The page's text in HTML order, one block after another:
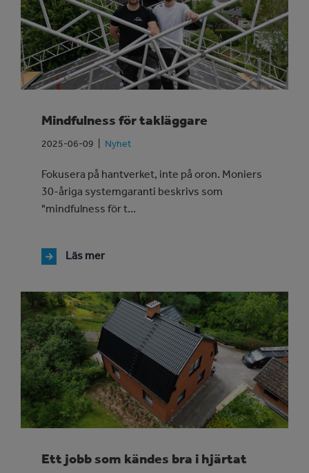
Mindfulness för takläggare
2025-06-09 Nyhet
Fokusera på hantverket, inte på oron. Moniers
30-åriga systemgaranti beskrivs som
"mindfulness för t...
Läs mer
Ett jobb som kändes bra i hjärtat